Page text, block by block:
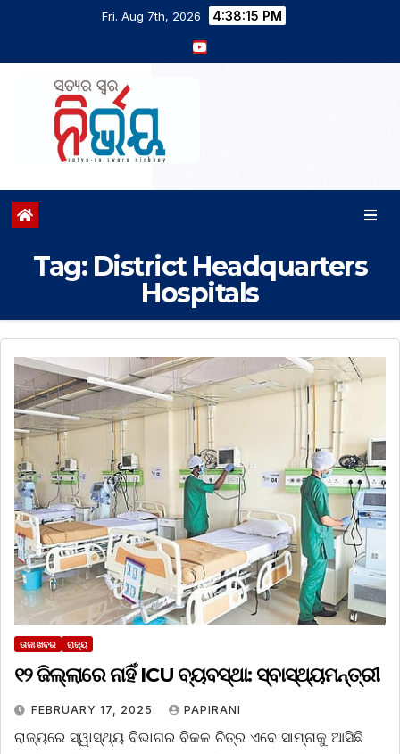
Fri. Aug 7th, 2026 4:38:16 PM
Tag: District Headquarters
Hospitals
ତାଜା ଖବର ରାଜ୍ୟ
୧୨ ଜିଲ୍ଲାରେ ନାହିଁ ICU ବ୍ୟବସ୍ଥା: ସ୍ବାସ୍ଥ୍ୟମନ୍ତ୍ରୀ
FEBRUARY 17, 2025 PAPIRANI
ରାଜ୍ୟରେ ସ୍ୱାସ୍ଥ୍ୟ ବିଭାଗର ବିକଳ ଚିତ୍ର ଏବେ ସାମ୍ନାକୁ ଆସିଛି